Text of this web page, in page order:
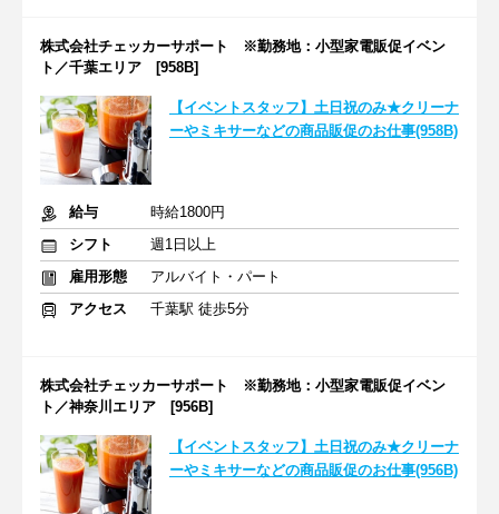
株式会社チェッカーサポート ※勤務地：小型家電販促イベン
ト／千葉エリア [958B]
【イベントスタッフ】土日祝のみ★クリーナ
ーやミキサーなどの商品販促のお仕事(958B)
給与
時給1800円
シフト
週1日以上
雇用形態
アルバイト・パート
アクセス
千葉駅 徒歩5分
株式会社チェッカーサポート ※勤務地：小型家電販促イベン
ト／神奈川エリア [956B]
【イベントスタッフ】土日祝のみ★クリーナ
ーやミキサーなどの商品販促のお仕事(956B)